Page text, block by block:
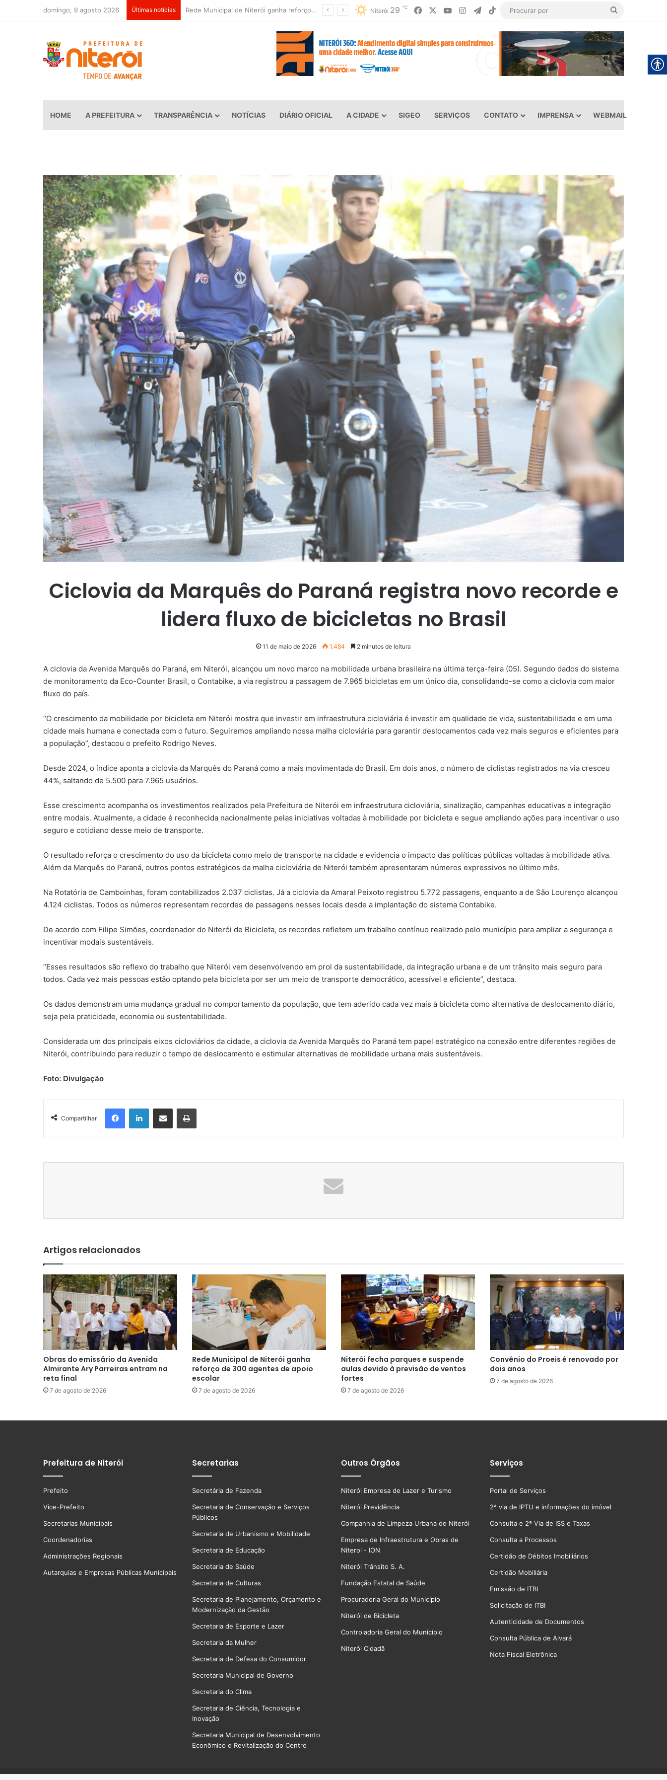
domingo, 9 agosto 2026 Últimas notícias Niterói fecha parques e suspende aulas devido à previsão de ventos fortes Niterói 29 ℃ FacebookYouTubeInstagramTelegram
TikTok
HOME A PREFEITURA TRANSPARÊNCIA NOTÍCIAS DIÁRIO OFICIAL A CIDADE SIGEO SERVIÇOS CONTATO IMPRENSA WEBMAIL
Ciclovia da Marquês do Paraná registra novo recorde e
lidera fluxo de bicicletas no Brasil
11 de maio de 2026 1.484 2 minutos de leitura
A ciclovia da Avenida Marquês do Paraná, em Niterói, alcançou um novo marco na mobilidade urbana brasileira na última terça-feira (05). Segundo dados do sistema
de monitoramento da Eco-Counter Brasil, o Contabike, a via registrou a passagem de 7.965 bicicletas em um único dia, consolidando-se como a ciclovia com maior
fluxo do país.
“O crescimento da mobilidade por bicicleta em Niterói mostra que investir em infraestrutura cicloviária é investir em qualidade de vida, sustentabilidade e em uma
cidade mais humana e conectada com o futuro. Seguiremos ampliando nossa malha cicloviária para garantir deslocamentos cada vez mais seguros e eficientes para
a população”, destacou o prefeito Rodrigo Neves.
Desde 2024, o índice aponta a ciclovia da Marquês do Paraná como a mais movimentada do Brasil. Em dois anos, o número de ciclistas registrados na via cresceu
44%, saltando de 5.500 para 7.965 usuários.
Esse crescimento acompanha os investimentos realizados pela Prefeitura de Niterói em infraestrutura cicloviária, sinalização, campanhas educativas e integração
entre modais. Atualmente, a cidade é reconhecida nacionalmente pelas iniciativas voltadas à mobilidade por bicicleta e segue ampliando ações para incentivar o uso
seguro e cotidiano desse meio de transporte.
O resultado reforça o crescimento do uso da bicicleta como meio de transporte na cidade e evidencia o impacto das políticas públicas voltadas à mobilidade ativa.
Além da Marquês do Paraná, outros pontos estratégicos da malha cicloviária de Niterói também apresentaram números expressivos no último mês.
Na Rotatória de Camboinhas, foram contabilizados 2.037 ciclistas. Já a ciclovia da Amaral Peixoto registrou 5.772 passagens, enquanto a de São Lourenço alcançou
4.124 ciclistas. Todos os números representam recordes de passagens nesses locais desde a implantação do sistema Contabike.
De acordo com Filipe Simões, coordenador do Niterói de Bicicleta, os recordes refletem um trabalho contínuo realizado pelo município para ampliar a segurança e
incentivar modais sustentáveis.
“Esses resultados são reflexo do trabalho que Niterói vem desenvolvendo em prol da sustentabilidade, da integração urbana e de um trânsito mais seguro para
todos. Cada vez mais pessoas estão optando pela bicicleta por ser um meio de transporte democrático, acessível e eficiente”, destaca.
Os dados demonstram uma mudança gradual no comportamento da população, que tem aderido cada vez mais à bicicleta como alternativa de deslocamento diário,
seja pela praticidade, economia ou sustentabilidade.
Considerada um dos principais eixos cicloviários da cidade, a ciclovia da Avenida Marquês do Paraná tem papel estratégico na conexão entre diferentes regiões de
Niterói, contribuindo para reduzir o tempo de deslocamento e estimular alternativas de mobilidade urbana mais sustentáveis.
Foto: Divulgação
Compartilhar
FacebookLinkedinCompartilhar via e-mail Imprimir
Artigos relacionados
Obras do emissário da Avenida
Almirante Ary Parreiras entram na
reta final
7 de agosto de 2026
Rede Municipal de Niterói ganha
reforço de 300 agentes de apoio
escolar
7 de agosto de 2026
Niterói fecha parques e suspende
aulas devido à previsão de ventos
fortes
7 de agosto de 2026
Convênio do Proeis é renovado por
dois anos
7 de agosto de 2026
Prefeitura de Niterói
Prefeito
Vice-Prefeito
Secretarias Municipais
Coordenadorias
Administrações Regionais
Autarquias e Empresas Públicas Municipais
Secretarias
Secretária de Fazenda
Secretaria de Conservação e Serviços
Públicos
Secretaria de Urbanismo e Mobilidade
Secretaria de Educação
Secretaria de Saúde
Secretaria de Culturas
Secretaria de Planejamento, Orçamento e
Modernização da Gestão
Secretaria de Esporte e Lazer
Secretaria da Mulher
Secretaria de Defesa do Consumidor
Secretaria Municipal de Governo
Secretaria do Clima
Secretaria de Ciência, Tecnologia e
Inovação
Secretaria Municipal de Desenvolvimento
Econômico e Revitalização do Centro
Outros Órgãos
Niterói Empresa de Lazer e Turismo
Niterói Previdência
Companhia de Limpeza Urbana de Niterói
Empresa de Infraestrutura e Obras de
Niteroi - ION
Niterói Trânsito S. A.
Fundação Estatal de Saúde
Procuradoria Geral do Município
Niterói de Bicicleta
Controladoria Geral do Município
Niterói Cidadã
Serviços
Portal de Serviços
2ª via de IPTU e informações do imóvel
Consulta e 2ª Via de ISS e Taxas
Consulta a Processos
Certidão de Débitos Imobiliários
Certidão Mobiliária
Emissão de ITBI
Solicitação de ITBI
Autenticidade de Documentos
Consulta Pública de Alvará
Nota Fiscal Eletrônica